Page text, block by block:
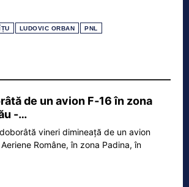
LUDOVIC ORBAN PNL
de un avion F‑16 în zona
-…
vineri dimineață de un avion
Aeriene Române, în zona Padina, în